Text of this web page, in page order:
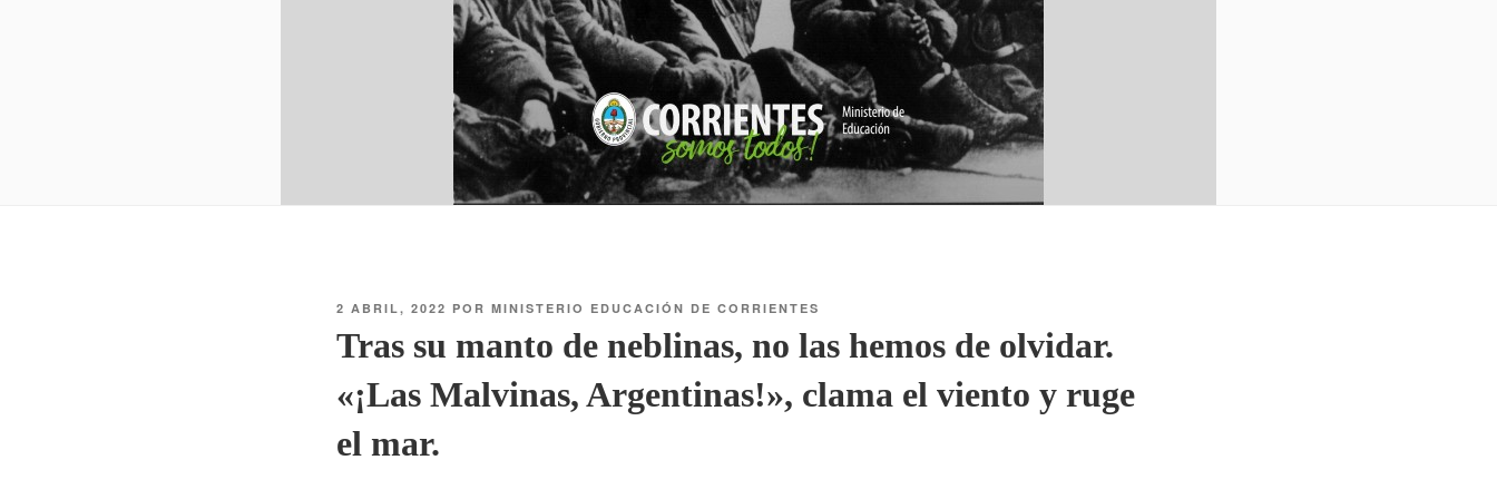
2 ABRIL, 2022 POR MINISTERIO EDUCACIÓN DE CORRIENTES
Tras su manto de neblinas, no las hemos de olvidar.
«¡Las Malvinas, Argentinas!», clama el viento y ruge
el mar.